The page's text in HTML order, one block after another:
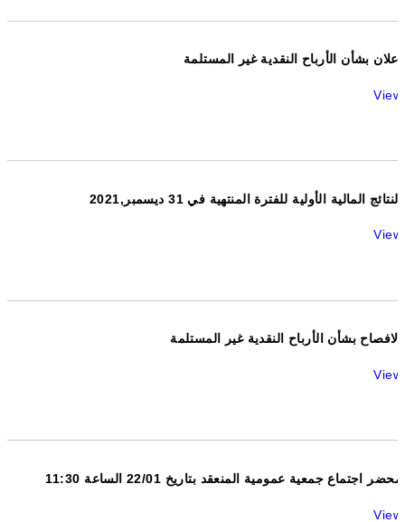
إعلان بشأن الأرباح النقدية غير المستلمة
View
النتائج المالية الأولية للفترة المنتهية في 31 ديسمبر,2021
View
الافصاح بشأن الأرباح النقدية غير المستلمة
View
محضر اجتماع جمعية عمومية المنعقد بتاريخ 22/01 الساعة 11:30
View